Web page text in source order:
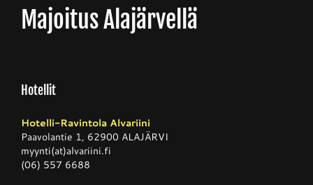
Palvelut
Majoitus Alajärvellä
Hotellit
Hotelli-Ravintola Alvariini
Paavolantie 1, 62900 ALAJÄRVI
myynti(at)alvariini.fi
(06) 557 6688